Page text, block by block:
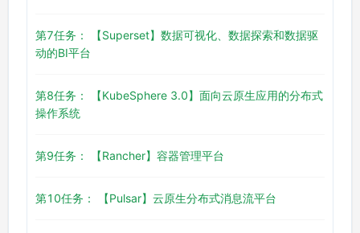
第7任务： 【Superset】数据可视化、数据探索和数据驱
动的BI平台
第8任务： 【KubeSphere 3.0】面向云原生应用的分布式
操作系统
第9任务： 【Rancher】容器管理平台
第10任务： 【Pulsar】云原生分布式消息流平台